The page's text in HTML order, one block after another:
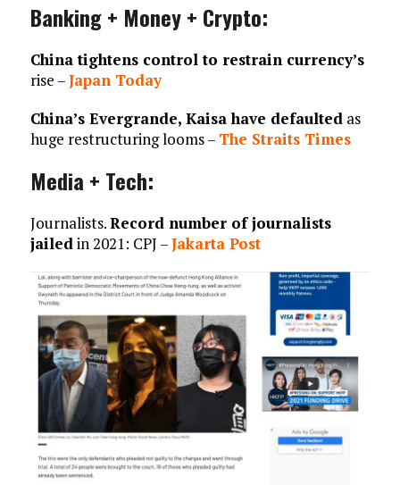
Banking + Money + Crypto:
China tightens control to restrain currency’s
rise –Japan Today
China’s Evergrande, Kaisa have defaultedas
huge restructuring looms – The Straits Times
Media + Tech:
Journalists.Record number of journalists
jailedin 2021: CPJ –Jakarta Post